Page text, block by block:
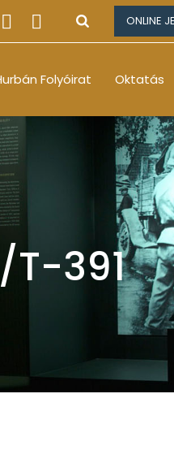
ONLINE
Folyóirat Oktatás
T-391